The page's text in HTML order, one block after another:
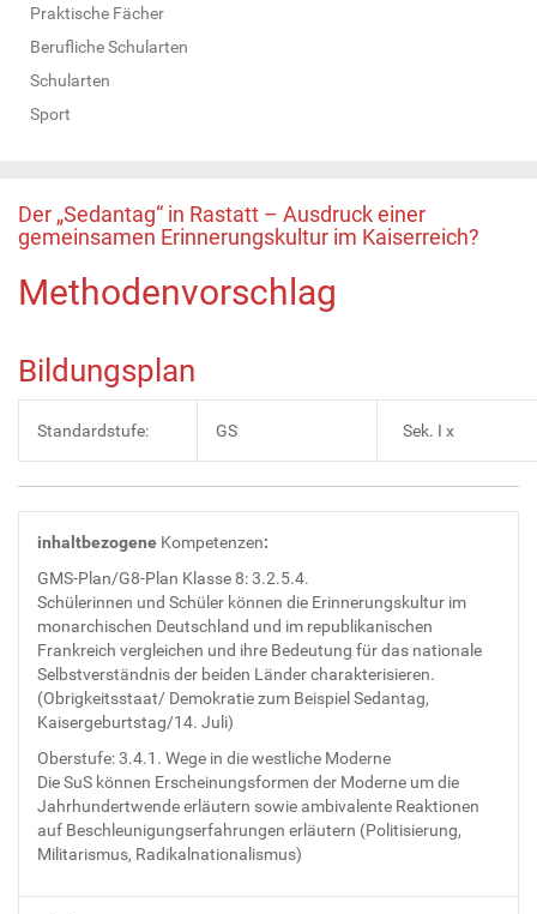
Praktische Fächer
Berufliche Schularten
Schularten
Sport
Der „Sedantag“ in Rastatt – Ausdruck einer
gemeinsamen Erinnerungskultur im Kaiserreich?
Methodenvorschlag
Bildungsplan
Standardstufe: GS Sek. I x
inhaltbezogene Kompetenzen:
GMS-Plan/G8-Plan Klasse 8: 3.2.5.4.
Schülerinnen und Schüler können die Erinnerungskultur im
monarchischen Deutschland und im republikanischen
Frankreich vergleichen und ihre Bedeutung für das nationale
Selbstverständnis der beiden Länder charakterisieren.
(Obrigkeitsstaat/ Demokratie zum Beispiel Sedantag,
Kaisergeburtstag/14. Juli)
Oberstufe: 3.4.1. Wege in die westliche Moderne
Die SuS können Erscheinungsformen der Moderne um die
Jahrhundertwende erläutern sowie ambivalente Reaktionen
auf Beschleunigungserfahrungen erläutern (Politisierung,
Militarismus, Radikalnationalismus)